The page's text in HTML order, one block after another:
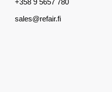
+358 9 5657 780
sales@refair.fi